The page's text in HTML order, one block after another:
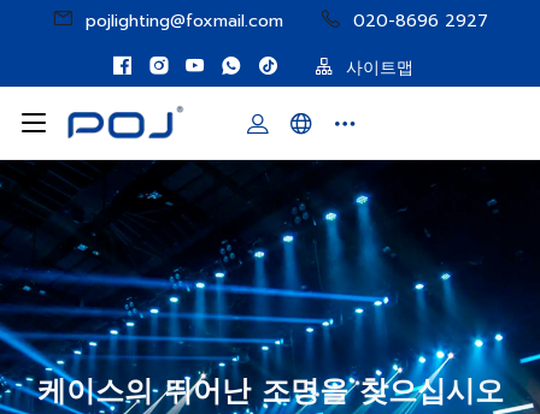
pojlighting@foxmail.com
020-8696 2927
사이트맵
케이스의 뛰어난 조명을 찾으십시오